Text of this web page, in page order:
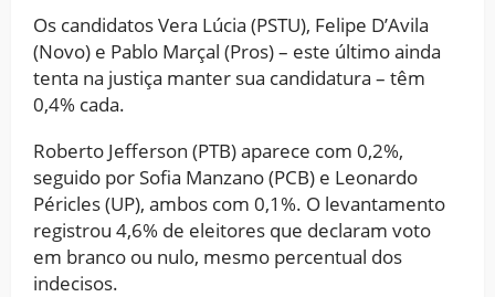
Os candidatos Vera Lúcia (PSTU), Felipe D’Avila
(Novo) e Pablo Marçal (Pros) – este último ainda
tenta na justiça manter sua candidatura – têm
0,4% cada.
Roberto Jefferson (PTB) aparece com 0,2%,
seguido por Sofia Manzano (PCB) e Leonardo
Péricles (UP), ambos com 0,1%. O levantamento
registrou 4,6% de eleitores que declaram voto
em branco ou nulo, mesmo percentual dos
indecisos.